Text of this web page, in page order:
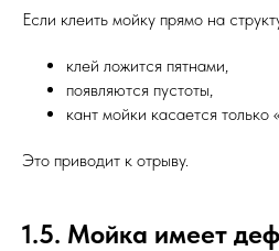
Если клеить мойку прямо на
клей ложится пятнами,
появляются пустоты,
кант мойки касается только
Это приводит к отрыву.
1.5. Мойка имеет